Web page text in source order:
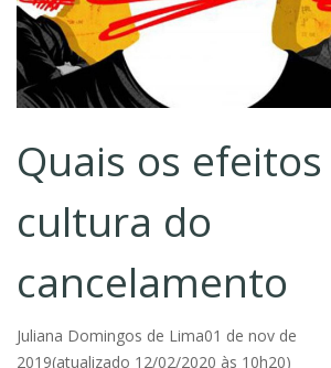
Quais os efeitos
cultura do
cancelamento
Juliana Domingos de Lima01 de nov de
2019(atualizado 12/02/2020 às 10h20)